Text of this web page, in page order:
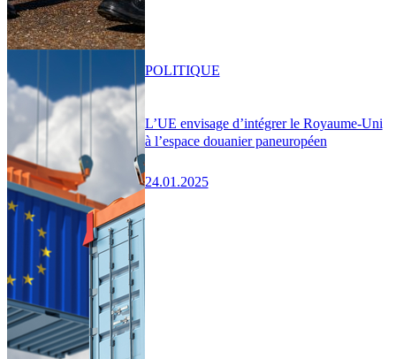
L’UE envisage d’intégrer le Royaume-Uni
à l’espace douanier paneuropéen
24.01.2025
POLITIQUE